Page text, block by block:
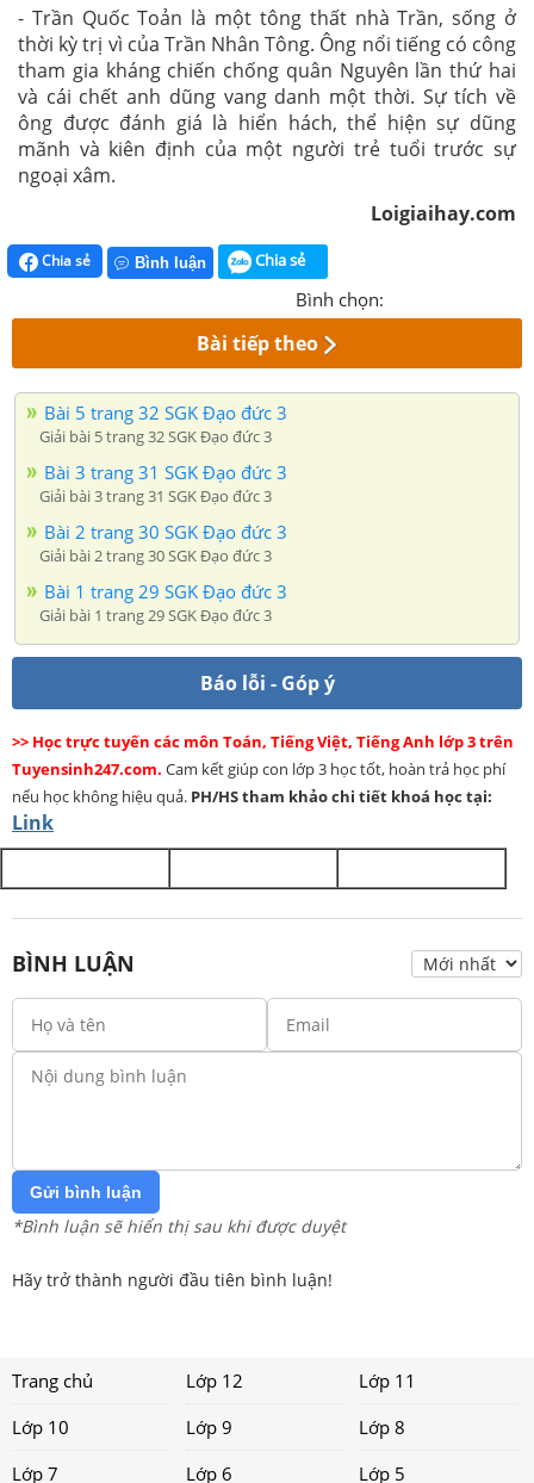
- Trần Quốc Toản là một tông thất nhà Trần, sống ở
thời kỳ trị vì của Trần Nhân Tông. Ông nổi tiếng có công
tham gia kháng chiến chống quân Nguyên lần thứ hai
và cái chết anh dũng vang danh một thời. Sự tích về
ông được đánh giá là hiển hách, thể hiện sự dũng
mãnh và kiên định của một người trẻ tuổi trước sự
ngoại xâm.
Loigiaihay.com
Chia sẻ Bình luận Chia sẻ
Bình chọn:
Bài tiếp theo
Bài 5 trang 32 SGK Đạo đức 3
Giải bài 5 trang 32 SGK Đạo đức 3
Bài 3 trang 31 SGK Đạo đức 3
Giải bài 3 trang 31 SGK Đạo đức 3
Bài 2 trang 30 SGK Đạo đức 3
Giải bài 2 trang 30 SGK Đạo đức 3
Bài 1 trang 29 SGK Đạo đức 3
Giải bài 1 trang 29 SGK Đạo đức 3
Báo lỗi - Góp ý
>> Học trực tuyến các môn Toán, Tiếng Việt, Tiếng Anh lớp 3 trên
Tuyensinh247.com. Cam kết giúp con lớp 3 học tốt, hoàn trả học phí
nếu học không hiệu quả. PH/HStham khảo chi tiết khoá học tại:
Link
BÌNH LUẬN
Gửi bình luận
*Bình luận sẽ hiển thị sau khi được duyệt
Hãy trở thành người đầu tiên bình luận!
Trang chủ Lớp 12
Lớp 11
Lớp 10
Lớp 9
Lớp 8
Lớp 7
Lớp 6 Lớp 5